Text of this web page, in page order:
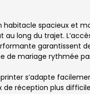
habitacle spacieux et
long du trajet.
garantissent
de mariage rythmée
s’adapte
réception plus